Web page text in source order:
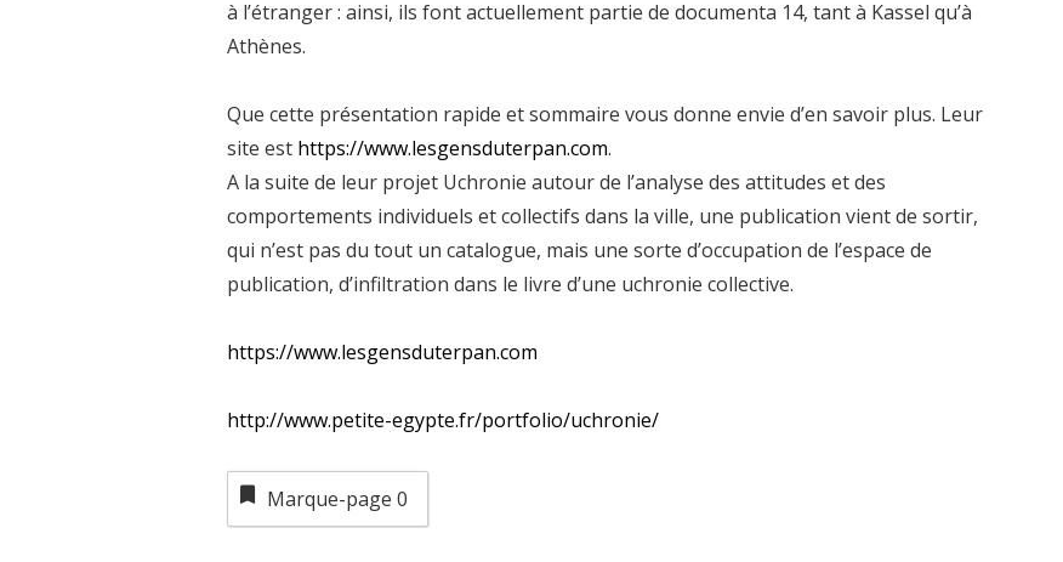
à l’étranger : ainsi, ils font actuellement partie de documenta 14, tant à Kassel qu’à
Athènes.
Que cette présentation rapide et sommaire vous donne envie d’en savoir plus. Leur
site est https://www.lesgensduterpan.com.
A la suite de leur projet Uchronie autour de l’analyse des attitudes et des
comportements individuels et collectifs dans la ville, une publication vient de sortir,
qui n’est pas du tout un catalogue, mais une sorte d’occupation de l’espace de
publication, d’infiltration dans le livre d’une uchronie collective.
https://www.lesgensduterpan.com
http://www.petite-egypte.fr/portfolio/uchronie/
Marque-page 0